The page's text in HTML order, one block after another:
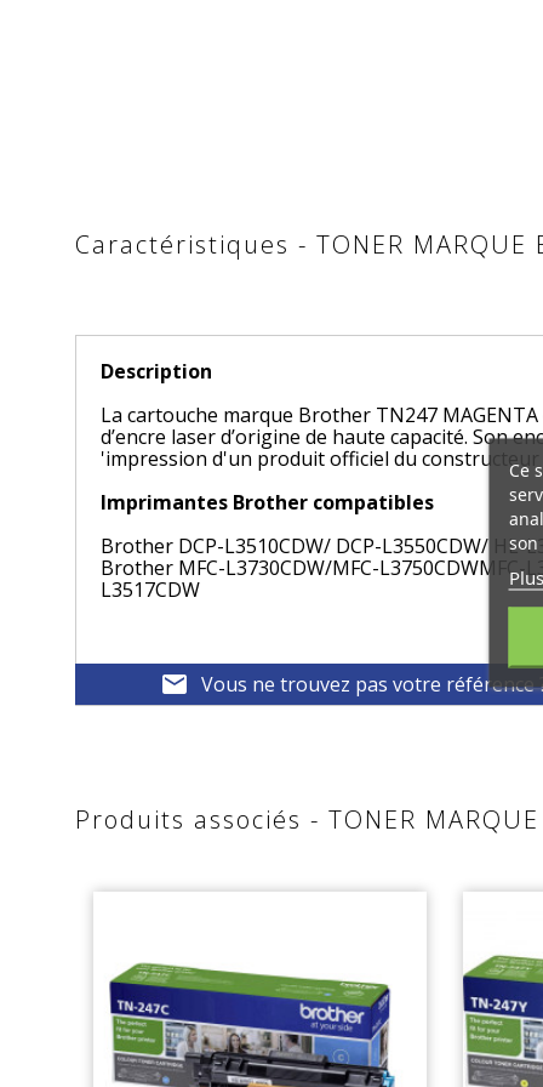
Caractéristiques - TONER MARQUE
Description
La cartouche marque Brother TN247
d’encre laser d’origine de haute capacité. Son
'impression d'un produit officiel du constructeur
Imprimantes Brother compatibles
Brother DCP-L3510CDW/ DCP-L3550CDW/ HL-
Brother MFC-L3730CDW/MFC-L3750CDWMFC-
L3517CDW
mail Vous ne trouvez pas votre référence
Produits associés - TONER
Ce
son